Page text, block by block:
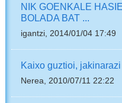
NIK GOENKALE
BOLADA BAT ...
igantzi, 2014/01/04 17:49
Kaixo guztioi,
Nerea, 2010/07/11 22:22